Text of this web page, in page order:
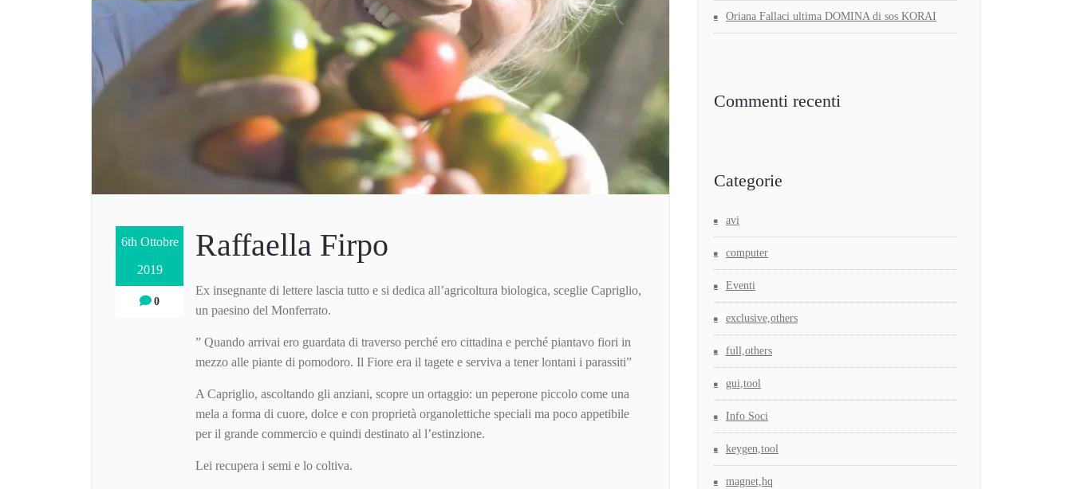
6th Ottobre
2019
0
Raffaella Firpo
Ex insegnante di lettere lascia tutto e si dedica all’agricoltura biologica, sceglie Capriglio,
un paesino del Monferrato.
” Quando arrivai ero guardata di traverso perché ero cittadina e perché piantavo fiori in
mezzo alle piante di pomodoro. Il Fiore era il tagete e serviva a tener lontani i parassiti”
A Capriglio, ascoltando gli anziani, scopre un ortaggio: un peperone piccolo come una
mela a forma di cuore, dolce e con proprietà organolettiche speciali ma poco appetibile
per il grande commercio e quindi destinato al l’estinzione.
Lei recupera i semi e lo coltiva.
Oriana Fallaci ultima DOMINA di sos KORAI
Commenti recenti
Categorie
avi
computer
Eventi
exclusive,others
full,others
gui,tool
Info Soci
keygen,tool
magnet,hq